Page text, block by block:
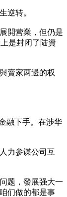
逆转。
開营業，但仍是
是封闭了陆資
賣家两邊的权
融下手。在涉华
力参谋公司互
题，發展强大一
们做的都是事